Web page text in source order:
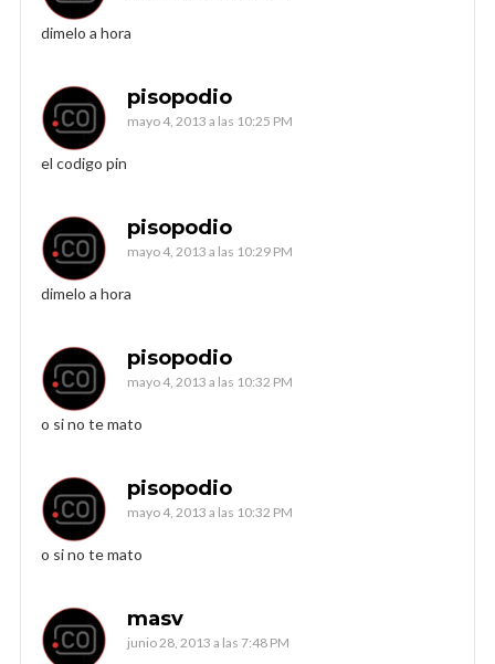
dimelo a hora
pisopodio
mayo 4, 2013 a las 10:25 PM
el codigo pin
pisopodio
mayo 4, 2013 a las 10:29 PM
dimelo a hora
pisopodio
mayo 4, 2013 a las 10:32 PM
o si no te mato
pisopodio
mayo 4, 2013 a las 10:32 PM
o si no te mato
masv
junio 28, 2013 a las 7:48 PM